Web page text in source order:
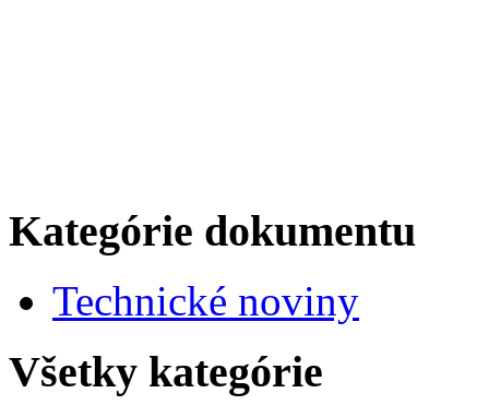
Kategórie dokumentu
Technické noviny
Všetky kategórie